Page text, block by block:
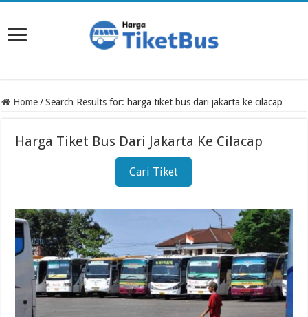
Home / Search Results for: harga tiket bus dari jakarta ke cilacap
Harga Tiket Bus Dari Jakarta Ke Cilacap
Cari Tiket